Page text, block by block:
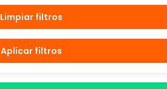
Limpiar filtros
Aplicar filtros